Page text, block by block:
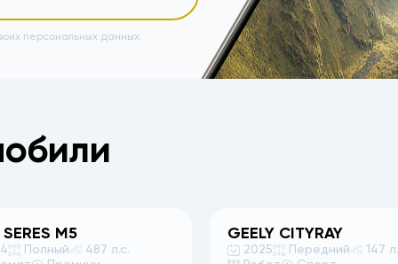
персональных данных.
M5
Полный
487 л.с.
GEELY CITYRAY
2025 Передний
147